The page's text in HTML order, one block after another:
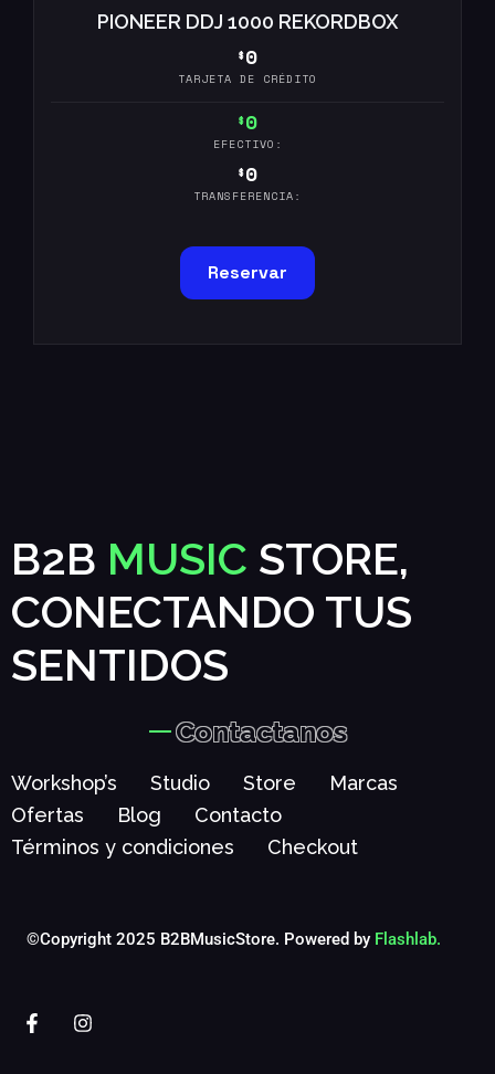
PIONEER DDJ 1000 REKORDBOX
$0
TARJETA DE CRÉDITO
$0
EFECTIVO:
$0
TRANSFERENCIA:
Reservar
B2B MUSIC STORE,
CONECTANDO TUS
SENTIDOS
Contactanos
Workshop’s Studio Store
Marcas
Ofertas
Blog
Contacto
Términos y condiciones
Checkout
©Copyright 2025 B2BMusicStore. Powered by Flashlab.